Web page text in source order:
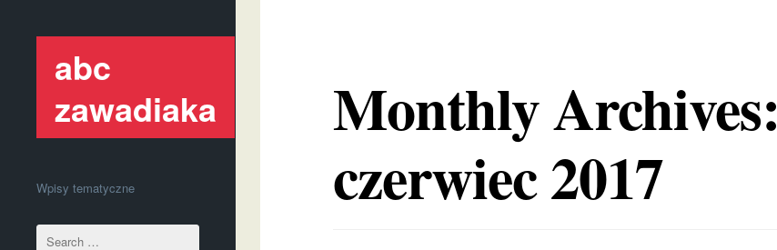
abc
zawadiaka
Wpisy tematyczne
Monthly Archives:
czerwiec 2017